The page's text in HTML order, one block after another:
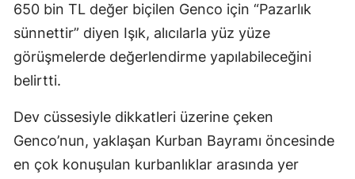
650 bin TL değer biçilen Genco için “Pazarlık
sünnettir” diyen Işık, alıcılarla yüz yüze
görüşmelerde değerlendirme yapılabileceğini
belirtti.
Dev cüssesiyle dikkatleri üzerine çeken
Genco’nun, yaklaşan Kurban Bayramı öncesinde
en çok konuşulan kurbanlıklar arasında yer